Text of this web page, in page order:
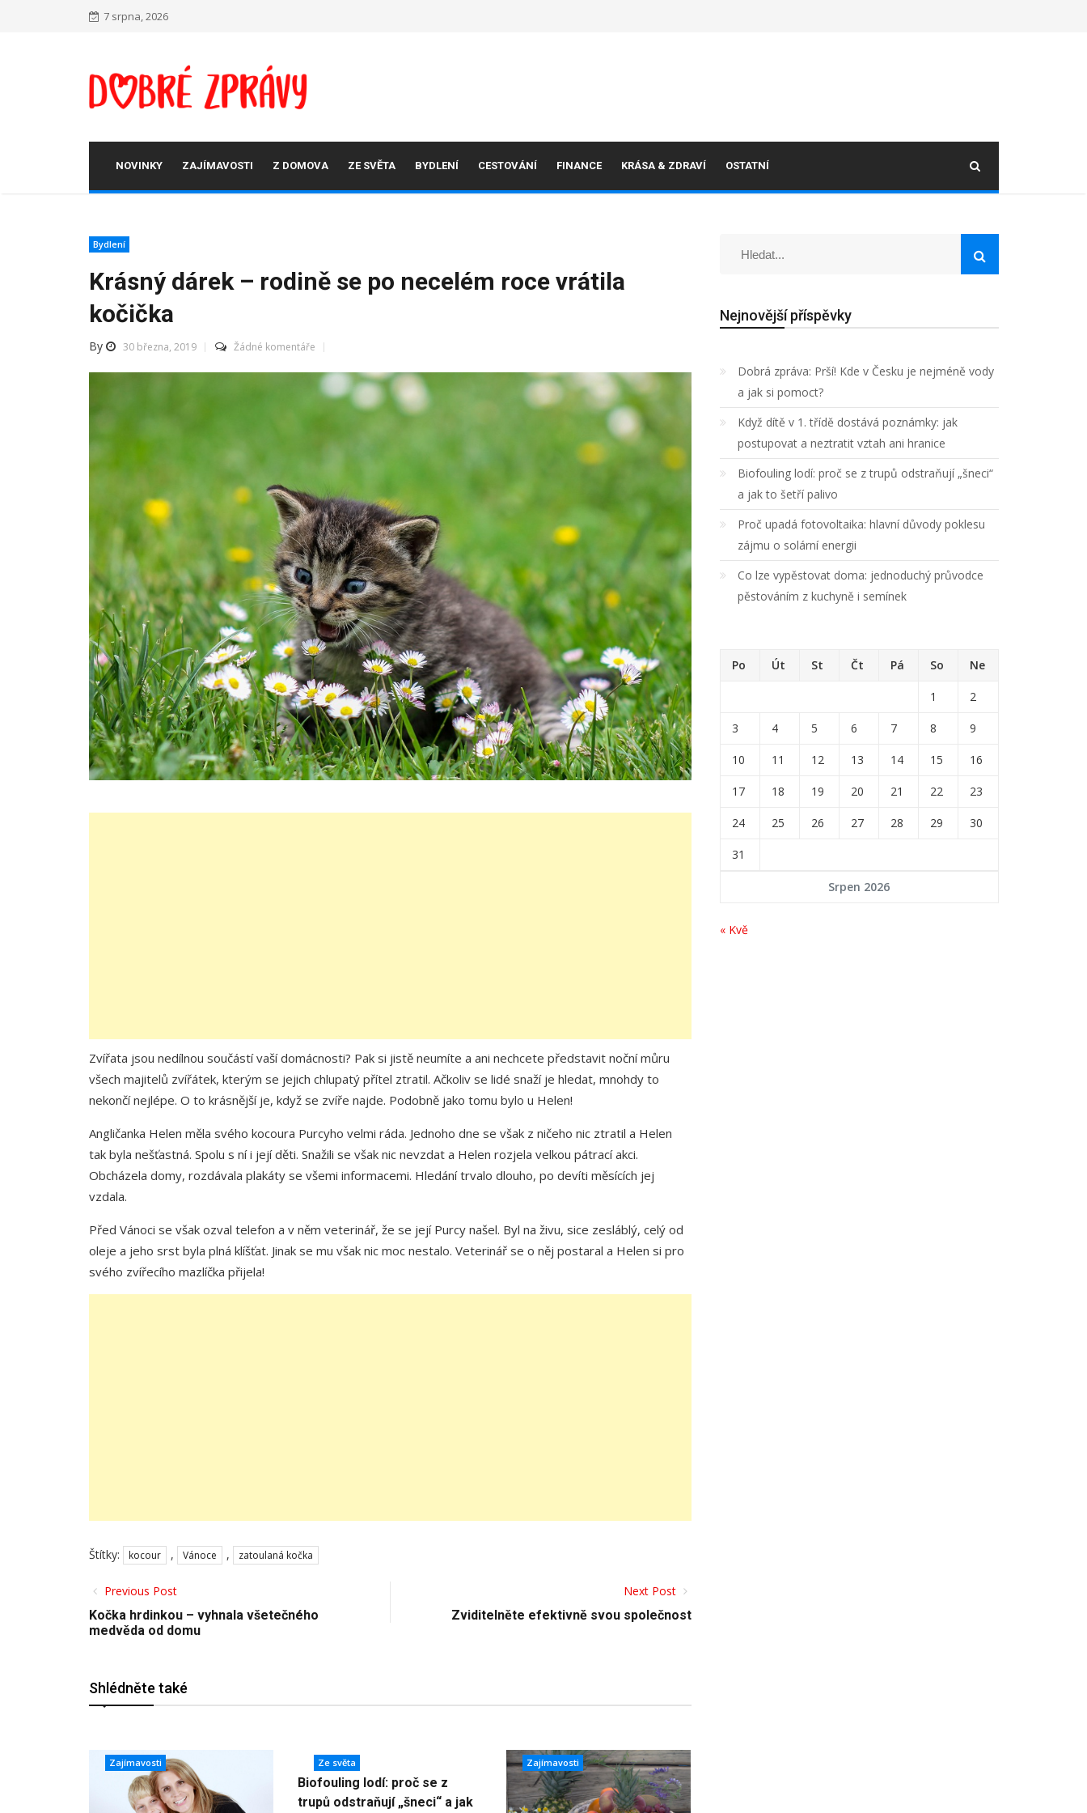
7 srpna, 2026
NOVINKY ZAJÍMAVOSTI Z DOMOVA ZE SVĚTA BYDLENÍ CESTOVÁNÍ FINANCE KRÁSA & ZDRAVÍ OSTATNÍ
Bydlení
Krásný dárek – rodině se po necelém roce vrátila
kočička
By 30 března, 2019 Žádné komentáře
Zvířata jsou nedílnou součástí vaší domácnosti? Pak si jistě neumíte a ani nechcete představit noční můru
všech majitelů zvířátek, kterým se jejich chlupatý přítel ztratil. Ačkoliv se lidé snaží je hledat, mnohdy to
nekončí nejlépe. O to krásnější je, když se zvíře najde. Podobně jako tomu bylo u Helen!
Angličanka Helen měla svého kocoura Purcyho velmi ráda. Jednoho dne se však z ničeho nic ztratil a Helen
tak byla nešťastná. Spolu s ní i její děti. Snažili se však nic nevzdat a Helen rozjela velkou pátrací akci.
Obcházela domy, rozdávala plakáty se všemi informacemi. Hledání trvalo dlouho, po devíti měsících jej
vzdala.
Před Vánoci se však ozval telefon a v něm veterinář, že se její Purcy našel. Byl na živu, sice zesláblý, celý od
oleje a jeho srst byla plná klíšťat. Jinak se mu však nic moc nestalo. Veterinář se o něj postaral a Helen si pro
svého zvířecího mazlíčka přijela!
Štítky: kocour , Vánoce , zatoulaná kočka
Previous Post
Kočka hrdinkou – vyhnala všetečného
medvěda od domu
Next Post
Zviditelněte efektivně svou společnost
Shlédněte také
Zajímavosti Ze světa
Biofouling lodí: proč se z
trupů odstraňují „šneci“ a jak
Zajímavosti
Nejnovější příspěvky
Dobrá zpráva: Prší! Kde v Česku je nejméně vody
a jak si pomoct?
Když dítě v 1. třídě dostává poznámky: jak
postupovat a neztratit vztah ani hranice
Biofouling lodí: proč se z trupů odstraňují „šneci“
a jak to šetří palivo
Proč upadá fotovoltaika: hlavní důvody poklesu
zájmu o solární energii
Co lze vypěstovat doma: jednoduchý průvodce
pěstováním z kuchyně i semínek
Srpen 2026
Po Út St Čt Pá So Ne
1 2
3 4 5 6 7 8 9
10 11 12 13 14 15 16
17 18 19 20 21 22 23
24 25 26 27 28 29 30
31
« Kvě